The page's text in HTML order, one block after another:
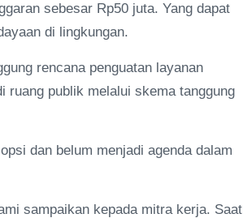
sebesar Rp50 juta. Yang dapat
di lingkungan.
rencana penguatan layanan
ruang publik melalui skema tanggung
dan belum menjadi agenda dalam
sampaikan kepada mitra kerja.